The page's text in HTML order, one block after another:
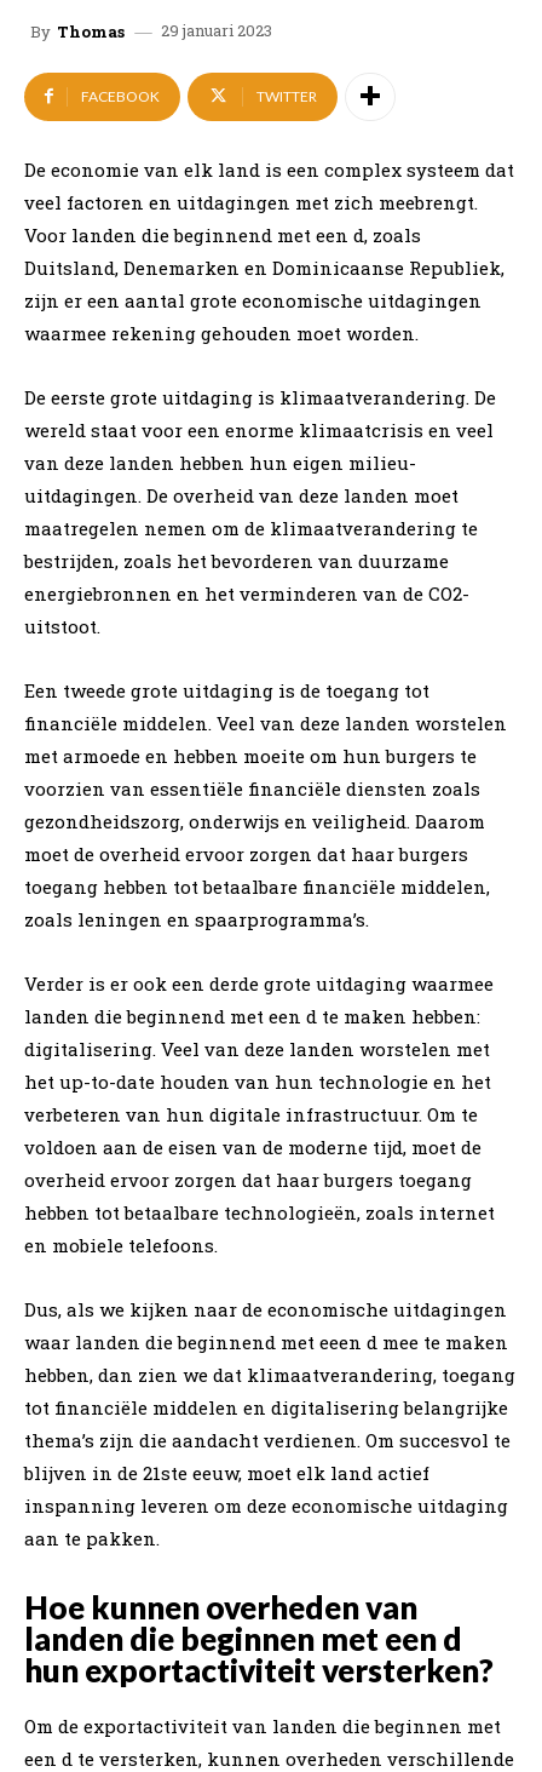
By Thomas 29 januari 2023
FACEBOOK TWITTER
De economie van elk land is een complex systeem dat
veel factoren en uitdagingen met zich meebrengt.
Voor landen die beginnend met een d, zoals
Duitsland, Denemarken en Dominicaanse Republiek,
zijn er een aantal grote economische uitdagingen
waarmee rekening gehouden moet worden.
De eerste grote uitdaging is klimaatverandering. De
wereld staat voor een enorme klimaatcrisis en veel
van deze landen hebben hun eigen milieu-
uitdagingen. De overheid van deze landen moet
maatregelen nemen om de klimaatverandering te
bestrijden, zoals het bevorderen van duurzame
energiebronnen en het verminderen van de CO2-
uitstoot.
Een tweede grote uitdaging is de toegang tot
financiële middelen. Veel van deze landen worstelen
met armoede en hebben moeite om hun burgers te
voorzien van essentiële financiële diensten zoals
gezondheidszorg, onderwijs en veiligheid. Daarom
moet de overheid ervoor zorgen dat haar burgers
toegang hebben tot betaalbare financiële middelen,
zoals leningen en spaarprogramma’s.
Verder is er ook een derde grote uitdaging waarmee
landen die beginnend met een d te maken hebben:
digitalisering. Veel van deze landen worstelen met
het up-to-date houden van hun technologie en het
verbeteren van hun digitale infrastructuur. Om te
voldoen aan de eisen van de moderne tijd, moet de
overheid ervoor zorgen dat haar burgers toegang
hebben tot betaalbare technologieën, zoals internet
en mobiele telefoons.
Dus, als we kijken naar de economische uitdagingen
waar landen die beginnend met eeen d mee te maken
hebben, dan zien we dat klimaatverandering, toegang
tot financiële middelen en digitalisering belangrijke
thema’s zijn die aandacht verdienen. Om succesvol te
blijven in de 21ste eeuw, moet elk land actief
inspanning leveren om deze economische uitdaging
aan te pakken.
Hoe kunnen overheden van
landen die beginnen met een d
hun exportactiviteit versterken?
Om de exportactiviteit van landen die beginnen met
een d te versterken, kunnen overheden verschillende